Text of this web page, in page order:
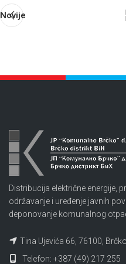
Novije
Distribucija električne energije,
održavanje i uređenje javnih
deponovanje komunalnog
Tina Ujevića 66, 76100, Brčko
Telefon: +387 (49) 217 255